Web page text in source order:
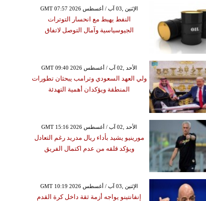
GMT 07:57 2026 الإثنين ,03 آب / أغسطس
النفط يهبط مع انحسار التوترات
الجيوسياسية وآمال التوصل لاتفاق
GMT 09:40 2026 الأحد ,02 آب / أغسطس
ولي العهد السعودي وترامب يبحثان تطورات
المنطقة ويؤكدان أهمية التهدئة
GMT 15:16 2026 الأحد ,02 آب / أغسطس
مورينيو يشيد بأداء ريال مدريد رغم التعادل
ويؤكد قلقه من عدم اكتمال الفريق
GMT 10:19 2026 الإثنين ,03 آب / أغسطس
إنفانتينو يواجه أزمة ثقة داخل كرة القدم